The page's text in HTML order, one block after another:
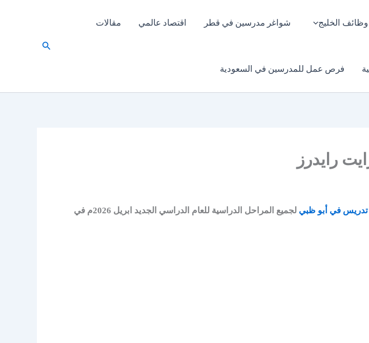
وظائف الخليج شواغر مدرسين في قطر اقتصاد عالمي مقالات
فرص عمل للمدرسين في السعودية
البحث
رايدرز
في أبو ظبي
لجميع المراحل الدراسية للعام الدراسي الجديد ابريل 2026م في